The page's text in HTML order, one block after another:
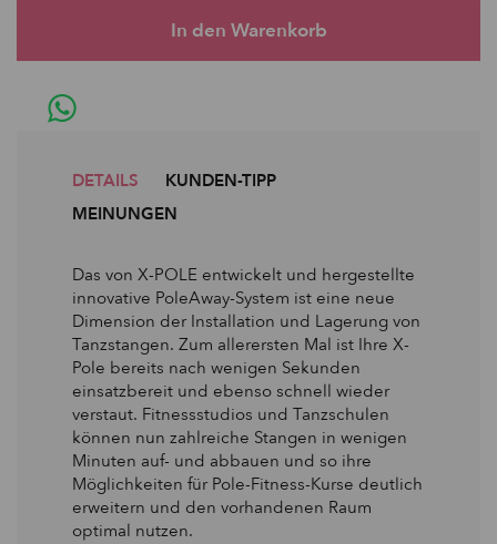
DETAILS
KUNDEN-TIPP
MEINUNGEN
Das von X-POLE entwickelt und hergestellte
innovative PoleAway-System ist eine neue
Dimension der Installation und Lagerung von
Tanzstangen. Zum allerersten Mal ist Ihre X-
Pole bereits nach wenigen Sekunden
einsatzbereit und ebenso schnell wieder
verstaut. Fitnessstudios und Tanzschulen
können nun zahlreiche Stangen in wenigen
Minuten auf- und abbauen und so ihre
Möglichkeiten für Pole-Fitness-Kurse deutlich
erweitern und den vorhandenen Raum
optimal nutzen.